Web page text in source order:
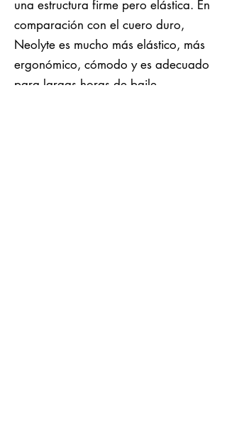
una estructura firme pero elástica. En
comparación con el cuero duro,
Neolyte es mucho más elástico, más
ergonómico, cómodo y es adecuado
para largas horas de baile.